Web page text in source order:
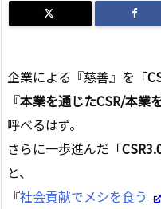
企業による『慈善』を「
『本業を通じたCSR/本業
呼べるはず。
さらに一歩進んだ「
と、
『社会貢献でメシを食う